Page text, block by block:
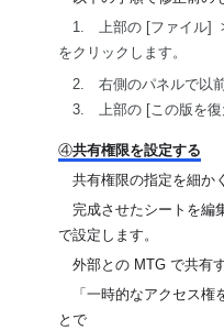
1.　上部の [ファイル]
をクリックします。
2.　右側のパネルで以
3.　上部の [この版を復
④共有権限を設定する
共有権限の指定を細か
完成させたシートを編
で設定します。
外部との MTG で共有
「一時的なアクセス権
とで